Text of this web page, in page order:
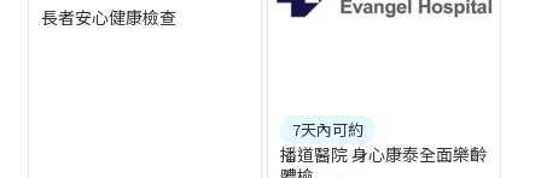
長者安心健康檢查
7天內可約
播道醫院 身心康泰全面樂齡